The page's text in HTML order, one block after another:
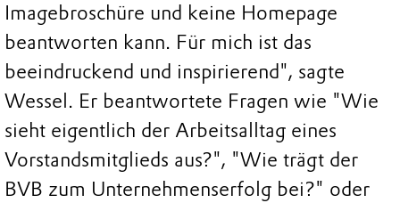
Imagebroschüre und keine Homepage
beantworten kann. Für mich ist das
beeindruckend und inspirierend", sagte
Wessel. Er beantwortete Fragen wie "Wie
sieht eigentlich der Arbeitsalltag eines
Vorstandsmitglieds aus?", "Wie trägt der
BVB zum Unternehmenserfolg bei?" oder